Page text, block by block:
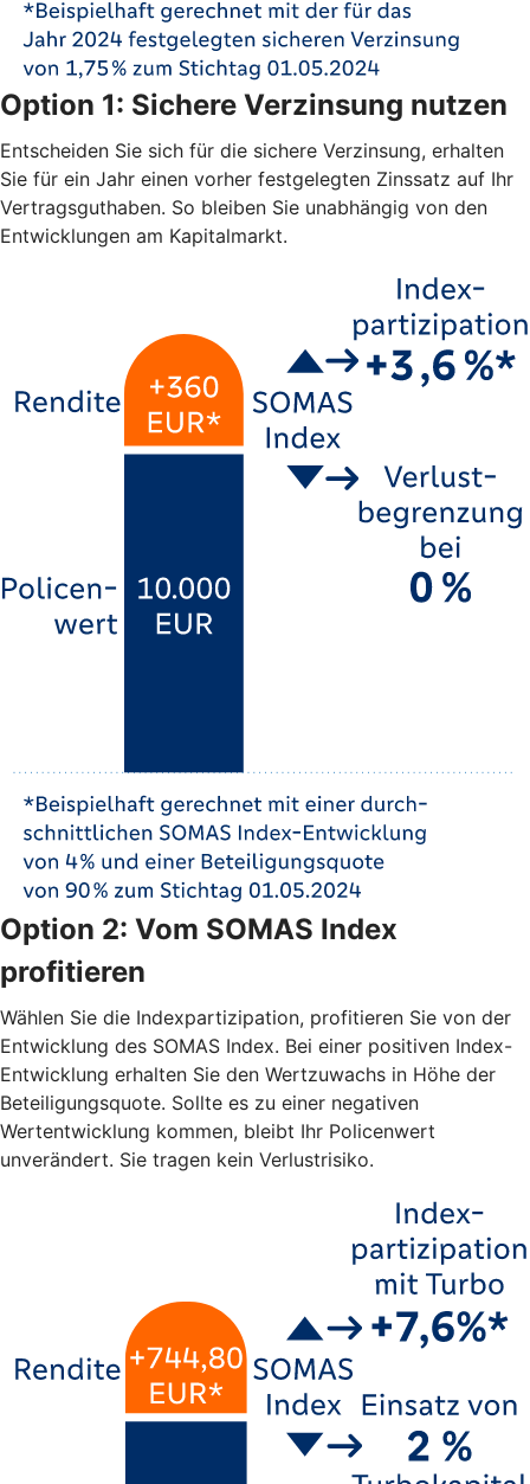
Option 1: Sichere Verzinsung nutzen
Entscheiden Sie sich für die sichere Verzinsung, erhalten
Sie für ein Jahr einen vorher festgelegten Zinssatz auf Ihr
Vertragsguthaben. So bleiben Sie unabhängig von den
Entwicklungen am Kapitalmarkt.
Option 2: Vom SOMAS Index
profitieren
Wählen Sie die Indexpartizipation, profitieren Sie von der
Entwicklung des SOMAS Index. Bei einer positiven Index-
Entwicklung erhalten Sie den Wertzuwachs in Höhe der
Beteiligungsquote. Sollte es zu einer negativen
Wertentwicklung kommen, bleibt Ihr Policenwert
unverändert. Sie tragen kein Verlustrisiko.